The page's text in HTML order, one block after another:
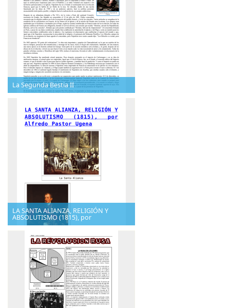
La Segunda Bestia II
LA SANTA ALIANZA, RELIGIÓN Y
ABSOLUTISMO (1815), por